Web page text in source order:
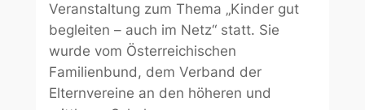
Veranstaltung zum Thema „Kinder gut
begleiten – auch im Netz“ statt. Sie
wurde vom Österreichischen
Familienbund, dem Verband der
Elternvereine an den höheren und